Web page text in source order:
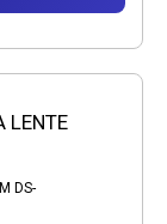
LENTE
DS-